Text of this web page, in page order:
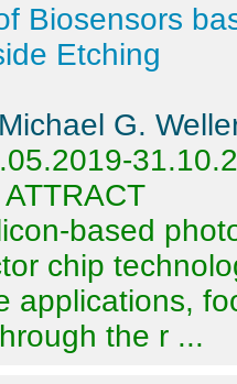
Biosensors
Etching
G.
based
chip
applications,
the r ...